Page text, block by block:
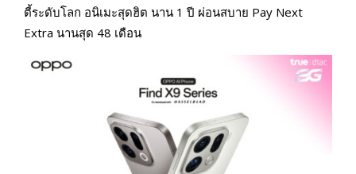
ตี้ระดับโลก อนิเมะสุดฮิต นาน 1 ปี ผ่อนสบาย Pay Next
Extra นานสุด 48 เดือน